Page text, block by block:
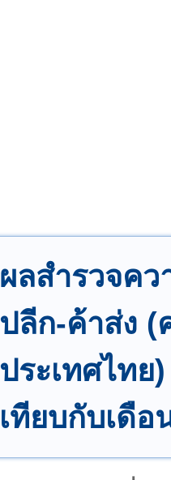
ผลสำรวจค
ปลีก-ค้าส่ง (
ประเทศไท
เทียบกับเดือ